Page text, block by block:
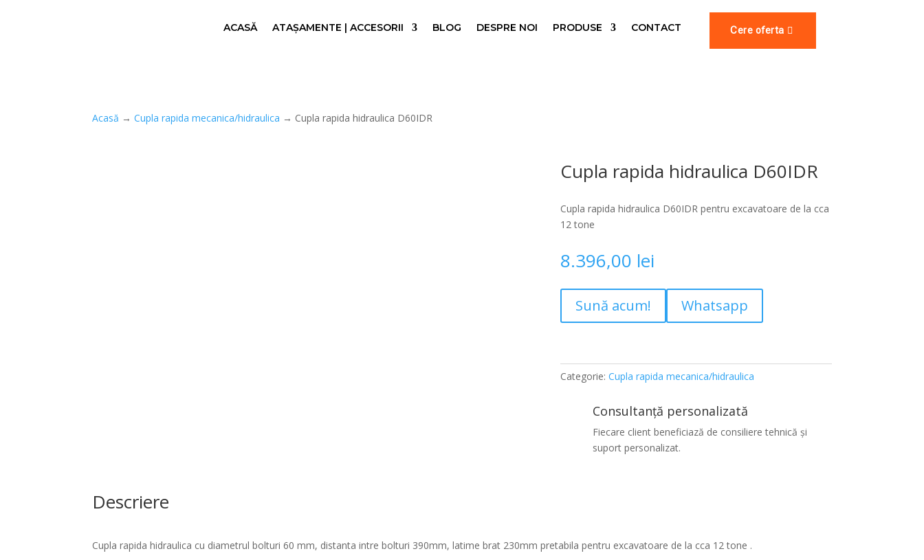
ACASĂ ATAȘAMENTE | ACCESORII BLOG DESPRE NOI PRODUSE CONTACT Cere oferta
Acasă →Cupla rapida mecanica/hidraulica → Cupla rapida hidraulica D60IDR
Cupla rapida hidraulica D60IDR
Cupla rapida hidraulica D60IDR pentru excavatoare de la cca
12 tone
8.396,00 lei
Sună acum! Whatsapp
Categorie: Cupla rapida mecanica/hidraulica
Consultanță personalizată
Fiecare client beneficiază de consiliere tehnică și
suport personalizat.
Descriere
Cupla rapida hidraulica cu diametrul bolturi 60 mm, distanta intre bolturi 390mm, latime brat 230mm pretabila pentru excavatoare de la cca 12 tone .